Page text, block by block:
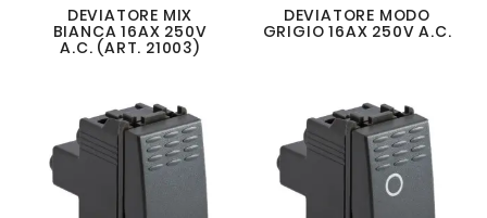
DEVIATORE MIX
BIANCA 16AX 250V
A.C. (ART. 21003)
DEVIATORE MODO
GRIGIO 16AX 250V A.C.